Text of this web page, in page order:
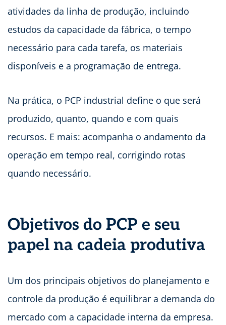
atividades da linha de produção, incluindo
estudos da capacidade da fábrica, o tempo
necessário para cada tarefa, os materiais
disponíveis e a programação de entrega.
Na prática, o PCP industrial define o que será
produzido, quanto, quando e com quais
recursos. E mais: acompanha o andamento da
operação em tempo real, corrigindo rotas
quando necessário.
Objetivos do PCP e seu
papel na cadeia produtiva
Um dos principais objetivos do planejamento e
controle da produção é equilibrar a demanda do
mercado com a capacidade interna da empresa.